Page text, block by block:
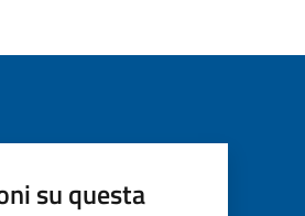
su questa